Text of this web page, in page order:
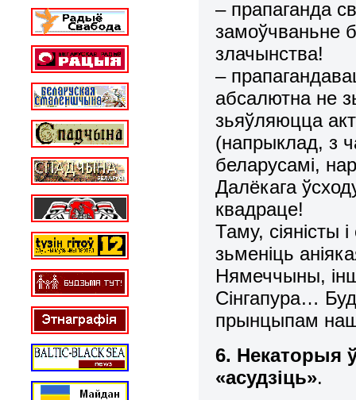
– прапаганда
замоўчваньне
злачынства!
–
абсалютна не
зьяўляюцца
(напрыклад, з
беларусамі,
Далёкага
квадраце!
Таму, сіяністы
зьменіць
Нямеччыны,
Сінгапура…
прынцыпам
6. Некаторыя
«асудзіць».